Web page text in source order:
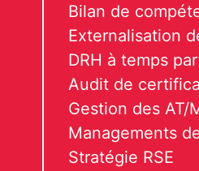
Bilan de
Externalisation
DRH à temps
Audit de
Gestion des AT/
Managements
Stratégie RSE